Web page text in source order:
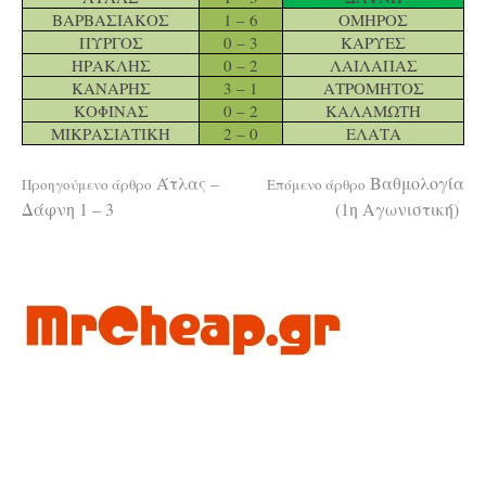
ΒΑΡΒΑΣΙΑΚΟΣ
1 – 6
ΟΜΗΡΟΣ
ΠΥΡΓΟΣ
0 – 3
ΚΑΡΥΕΣ
ΗΡΑΚΛΗΣ
0 – 2
ΛΑΙΛΑΠΑΣ
ΚΑΝΑΡΗΣ
3 – 1
ΑΤΡΟΜΗΤΟΣ
ΚΟΦΙΝΑΣ
0 – 2
ΚΑΛΑΜΩΤΗ
ΜΙΚΡΑΣΙΑΤΙΚΗ
2 – 0 ΕΛΑΤΑ
Διαβάστε
Προηγούμενο άρθρο Άτλας –
Δάφνη 1 – 3
Επόμενο άρθρο Βαθμολογία
(1η Αγωνιστική)